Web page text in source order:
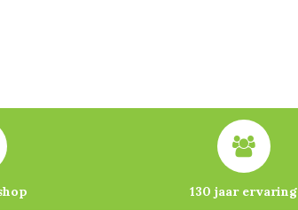
130 jaar ervaring